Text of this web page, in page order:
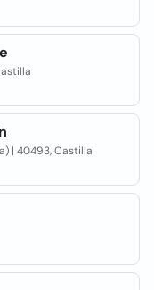
| 40493, Castilla